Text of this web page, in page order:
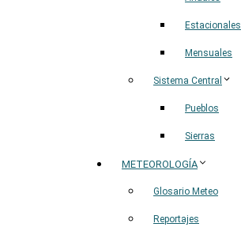
Estacionales
Mensuales
Sistema Central
Pueblos
Sierras
METEOROLOGÍA
Glosario Meteo
Reportajes